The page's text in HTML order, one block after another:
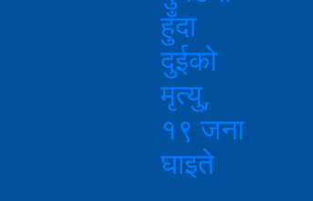
हुँदा
दुईको
मृत्यु,
१९ जना
घाइते